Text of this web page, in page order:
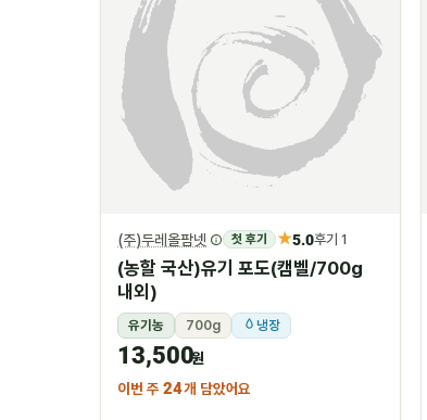
(주)두레올팜넷 첫 후기 ★5.0후기 1
(농할 국산)유기 포도(캠벨/700g
내외)
유기농 700g 냉장
13,500원
이번 주 24개 담았어요